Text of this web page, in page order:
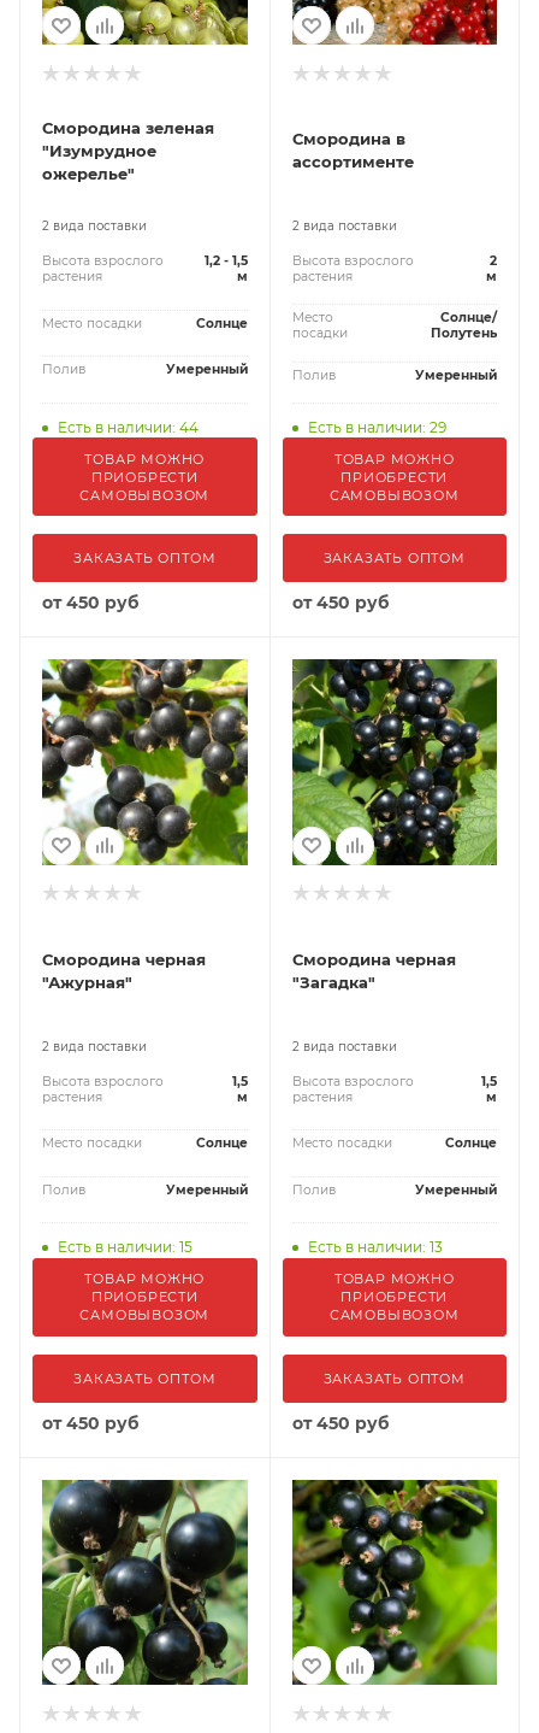
Смородина зеленая
"Изумрудное
ожерелье"
2 вида поставки
Высота взрослого
растения
1,2 - 1,5
м
Место посадки Солнце
Полив Умеренный
Есть в наличии: 44
ТОВАР МОЖНО
ПРИОБРЕСТИ
САМОВЫВОЗОМ
ЗАКАЗАТЬ ОПТОМ
от450 руб
Смородина в
ассортименте
2 вида поставки
Высота взрослого
растения
2
м
Место
посадки
Солнце/
Полутень
Полив Умеренный
Есть в наличии: 29
ТОВАР МОЖНО
ПРИОБРЕСТИ
САМОВЫВОЗОМ
ЗАКАЗАТЬ ОПТОМ
от450 руб
Смородина черная
"Ажурная"
2 вида поставки
Высота взрослого
растения
1,5
м
Место посадки Солнце
Полив Умеренный
Есть в наличии: 15
ТОВАР МОЖНО
ПРИОБРЕСТИ
САМОВЫВОЗОМ
ЗАКАЗАТЬ ОПТОМ
от450 руб
Смородина черная
"Загадка"
2 вида поставки
Высота взрослого
растения
1,5
м
Место посадки Солнце
Полив Умеренный
Есть в наличии: 13
ТОВАР МОЖНО
ПРИОБРЕСТИ
САМОВЫВОЗОМ
ЗАКАЗАТЬ ОПТОМ
от450 руб